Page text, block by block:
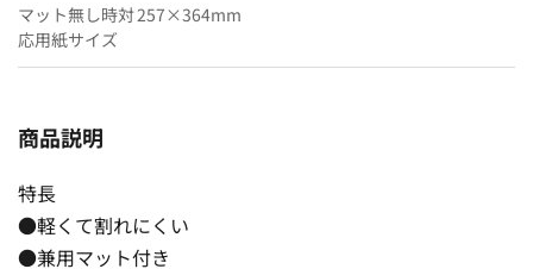
マット無し時対
応用紙サイズ
257×364mm
商品説明
特長
●軽くて割れにくい
●兼用マット付き